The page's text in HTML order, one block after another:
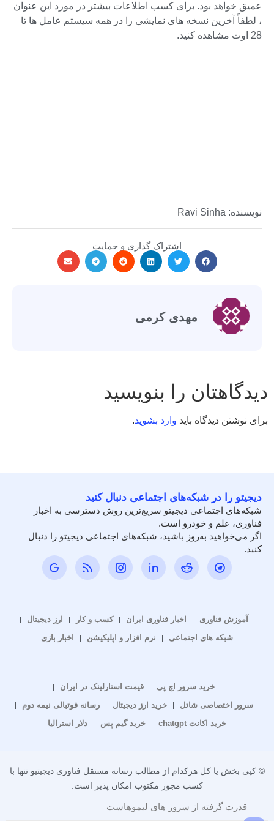
عمیق خواهد بود. برای کسب اطلاعات بیشتر در مورد این عنوان
، لطفاً آخرین نسخه های نمایشی را در همه سیستم عامل ها تا
28 اوت مشاهده کنید.
نویسنده: Ravi Sinha
اشتراک گذاری و حمایت
مهدی کرمی
دیدگاهتان را بنویسید
برای نوشتن دیدگاه باید وارد بشوید.
دیجیتو را در شبکه‌های اجتماعی دنبال کنید
شبکه‌های اجتماعی دیجیتو سریع‌ترین روش دسترسی به اخبار
فناوری، علم و خودرو است.
اگر می‌خواهید به‌روز باشید، شبکه‌های اجتماعی دیجیتو را دنبال
کنید.
آموزش فناوری اخبار فناوری ایران کسب و کار
ارز دیجیتال
شبکه های اجتماعی
نرم افزار و اپلیکیشن اخبار بازی
خرید سرور اچ پی
قیمت استارلینک در ایران
سرور اختصاصی شاتل
خرید ارز دیجیتال
رسانه فوتبالی نیمه دوم
خرید اکانت chatgpt
خرید گیم پس دلار استرالیا
© کپی بخش یا کل هرکدام از مطالب رسانه مستقل فناوری دیجیتیو تنها با
کسب مجوز مکتوب امکان پذیر است.
قدرت گرفته از سرور های لیموهاست